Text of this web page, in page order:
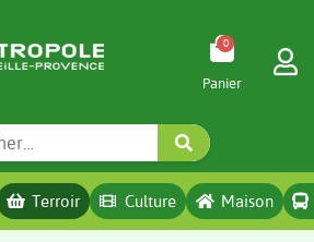
0
Terroir Culture Maison